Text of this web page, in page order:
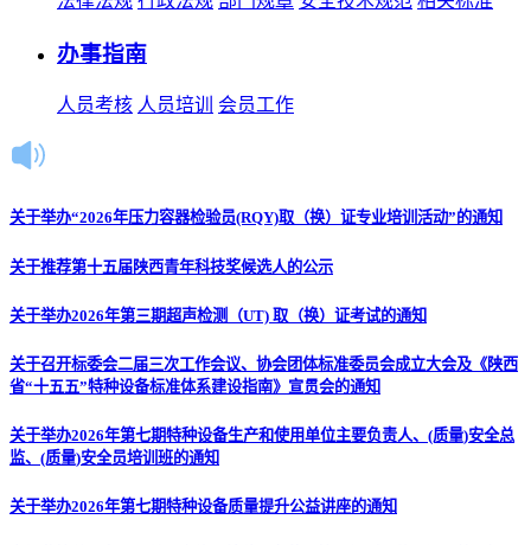
办事指南
人员考核 人员培训 会员工作
关于举办“2026年压力容器检验员(RQY)取（换）证专业培训活动”的通知
关于推荐第十五届陕西青年科技奖候选人的公示
关于举办2026年第三期超声检测（UT) 取（换）证考试的通知
关于召开标委会二届三次工作会议、协会团体标准委员会成立大会及《陕西
省“十五五”特种设备标准体系建设指南》宣贯会的通知
关于举办2026年第七期特种设备生产和使用单位主要负责人、(质量)安全总
监、(质量)安全员培训班的通知
关于举办2026年第七期特种设备质量提升公益讲座的通知